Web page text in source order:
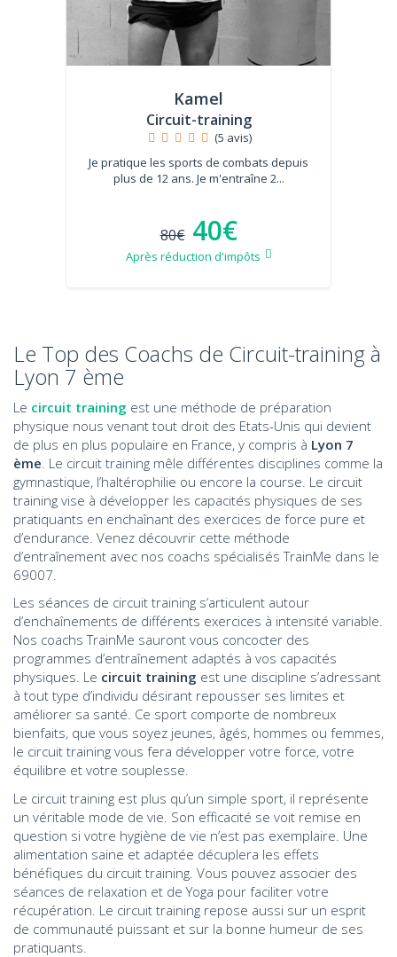
Kamel
Circuit-training
(5 avis)
Je pratique les sports de combats depuis
plus de 12 ans. Je m'entraîne 2...
80€ 40€
Après réduction d'impôts
Le Top des Coachs de Circuit-training à
Lyon 7 ème
Le circuit training est une méthode de préparation
physique nous venant tout droit des Etats-Unis qui devient
de plus en plus populaire en France, y compris à Lyon 7
ème . Le circuit training mêle différentes disciplines comme la
gymnastique, l’haltérophilie ou encore la course. Le circuit
training vise à développer les capacités physiques de ses
pratiquants en enchaînant des exercices de force pure et
d’endurance. Venez découvrir cette méthode
d’entraînement avec nos coachs spécialisés TrainMe dans le
69007.
Les séances de circuit training s’articulent autour
d’enchaînements de différents exercices à intensité variable.
Nos coachs TrainMe sauront vous concocter des
programmes d’entraînement adaptés à vos capacités
physiques. Le circuit training est une discipline s’adressant
à tout type d’individu désirant repousser ses limites et
améliorer sa santé. Ce sport comporte de nombreux
bienfaits, que vous soyez jeunes, âgés, hommes ou femmes,
le circuit training vous fera développer votre force, votre
équilibre et votre souplesse.
Le circuit training est plus qu’un simple sport, il représente
un véritable mode de vie. Son efficacité se voit remise en
question si votre hygiène de vie n’est pas exemplaire. Une
alimentation saine et adaptée décuplera les effets
bénéfiques du circuit training. Vous pouvez associer des
séances de relaxation et de Yoga pour faciliter votre
récupération. Le circuit training repose aussi sur un esprit
de communauté puissant et sur la bonne humeur de ses
pratiquants.